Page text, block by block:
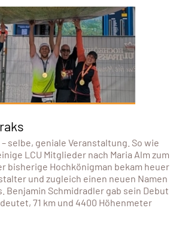
selbe, geniale Veranstaltung. So wie
LCU Mitglieder nach Maria Alm zum
bisherige Hochkönigman bekam heuer
und zugleich einen neuen Namen
Benjamin Schmidradler gab sein Debut
71 km und 4400 Höhenmeter